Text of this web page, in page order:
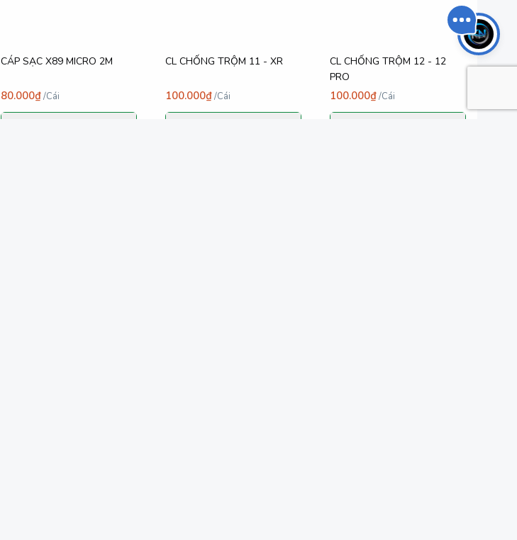
CÁP SẠC X89 MICRO 2M
80.000₫/Cái
CL CHỐNG TRỘM 11 - XR
100.000₫/Cái
CL CHỐNG TRỘM 12 - 12
PRO
100.000₫/Cái